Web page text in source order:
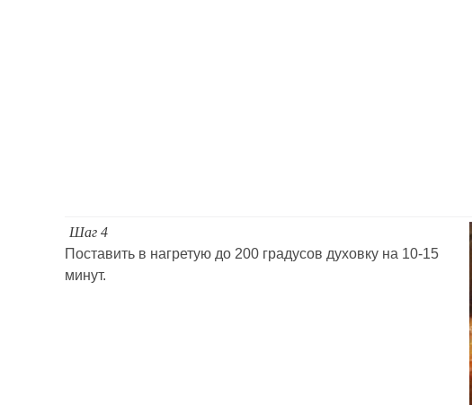
Шаг 4
Поставить в нагретую до 200 градусов духовку на 10-15
минут.